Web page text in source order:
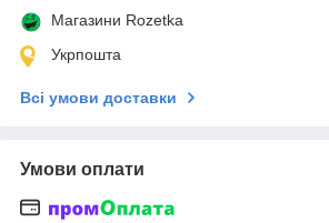
Магазини Rozetka
Укрпошта
Всі умови доставки
Умови оплати